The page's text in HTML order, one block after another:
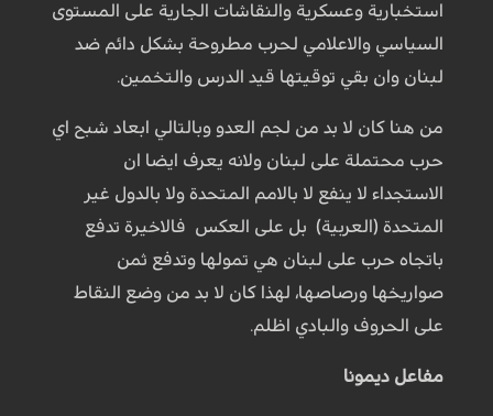
استخبارية وعسكرية والنقاشات الجارية على المستوى
السياسي والاعلامي لحرب مطروحة بشكل دائم ضد
لبنان وان بقي توقيتها قيد الدرس والتخمين.
من هنا كان لا بد من لجم العدو وبالتالي ابعاد شبح اي
حرب محتملة على لبنان ولانه يعرف ايضا ان
الاستجداء لا ينفع لا بالامم المتحدة ولا بالدول غير
المتحدة (العربية) بل على العكس فالاخيرة تدفع
باتجاه حرب على لبنان هي تمولها وتدفع ثمن
صواريخها ورصاصها، لهذا كان لا بد من وضع النقاط
على الحروف والبادي اظلم.
مفاعل ديمونا